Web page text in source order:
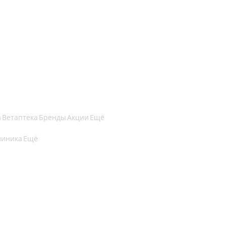
Ветаптека БрендыАкции Ещё
Ещё